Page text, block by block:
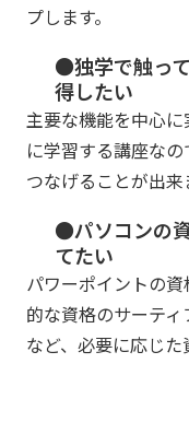
プします。
●独学で触っ
得したい
主要な機能を中心
に学習する講座な
つなげることが出来
●パソコンの
てたい
パワーポイントの
的な資格のサーテ
など、必要に応じた